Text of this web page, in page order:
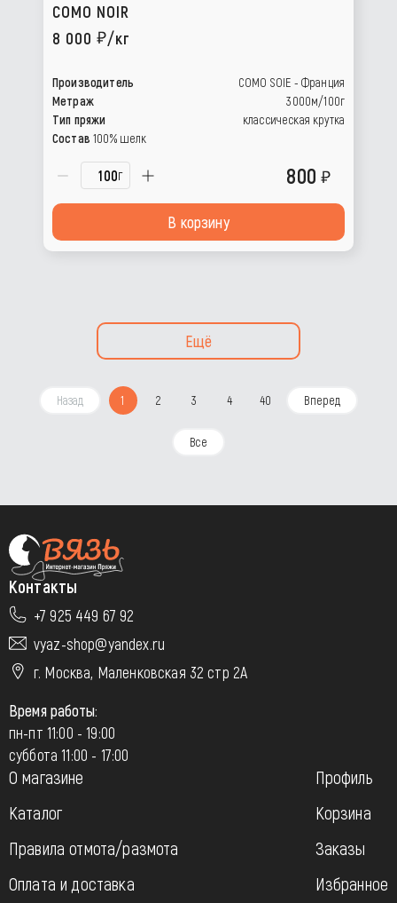
COMO NOIR
8 000
/кг
Производитель
COMO SOIE - Франция
Метраж
3000м/100г
Тип пряжи
классическая крутка
Состав 100% шелк
г 800
В корзину
Ещё
Назад 1 2 3 4 40 Вперед
Все
Контакты
+7 925 449 67 92
vyaz-shop@yandex.ru
г. Москва, Маленковская 32 стр 2А
Время работы:
пн-пт 11:00 - 19:00
суббота 11:00 - 17:00
О магазине
Каталог
Правила отмота/размота
Оплата и доставка
Профиль
Корзина
Заказы
Избранное